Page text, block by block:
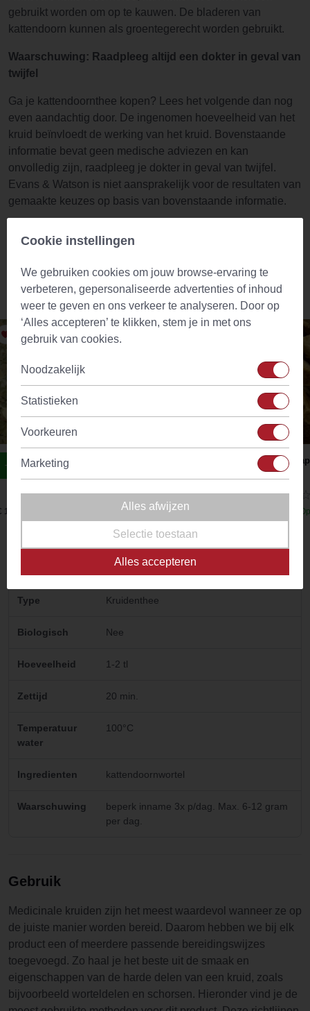
gebruikt worden om op te kauwen. De bladeren van
kattendoorn kunnen als groentegerecht worden gebruikt.
Waarschuwing: Raadpleeg altijd een dokter in geval van
twijfel
Ga je kattendoornthee kopen? Lees het volgende dan nog
even aandachtig door. De ingenomen hoeveelheid van het
kruid beïnvloedt de werking van het kruid. Bovenstaande
informatie bevat geen medische adviezen en kan
onvolledig zijn, raadpleeg je dokter in geval van twijfel.
Evans & Watson is niet aansprakelijk voor de resultaten van
gemaakte keuzes op basis van bovenstaande informatie.
de max. dagelijkse dosis van 6-12 gram niet.
Vergelijkbare producten
1,97
Echte Saliethee Blad Gesneden (Salvia
Officinalis)
(24)
Productkenmerken
Type Kruidenthee
Biologisch Nee
Hoeveelheid 1-2 tl
Zettijd 20 min.
Temperatuur
water
100°C
Ingredienten kattendoornwortel
Waarschuwing
beperk inname 3x p/dag. Max. 6-12 gram
per dag.
Gebruik
Medicinale kruiden zijn het meest waardevol wanneer ze op
de juiste manier worden bereid. Daarom hebben we bij elk
product een of meerdere passende bereidingswijzes
toegevoegd. Zo haal je het beste uit de smaak en
eigenschappen van de harde delen van een kruid, zoals
bijvoorbeeld worteldelen en schorsen. Hieronder vind je de
Cookie instellingen
We gebruiken cookies om jouw browse-ervaring te
verbeteren, gepersonaliseerde advertenties of inhoud
weer te geven en ons verkeer te analyseren. Door op
‘Alles accepteren’ te klikken, stem je in met ons
gebruik van cookies.
Noodzakelijk
Statistieken
Voorkeuren
Marketing
Alles afwijzen
Selectie toestaan
Alles accepteren